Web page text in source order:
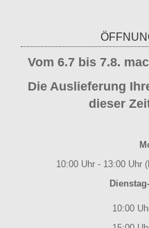
Vom 6.7 bis 7.8.
Die Auslieferung
dieser
10:00 Uhr - 13:00 Uhr
10:00